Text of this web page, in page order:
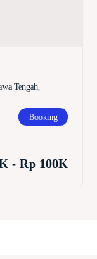
Tengah,
Booking
- Rp 100K